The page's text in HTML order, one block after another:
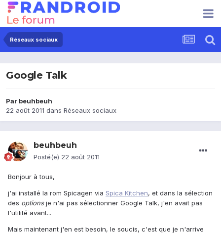
Réseaux sociaux
Google Talk
Par beuhbeuh
22 août 2011 dans Réseaux sociaux
beuhbeuh
Posté(e) 22 août 2011
Bonjour à tous,
j'ai installé la rom Spicagen via Spica Kitchen, et dans la sélection
des optionsje n'ai pas sélectionner Google Talk, j'en avait pas
l'utilité avant...
Mais maintenant j'en est besoin, le soucis, c'est que je n'arrive